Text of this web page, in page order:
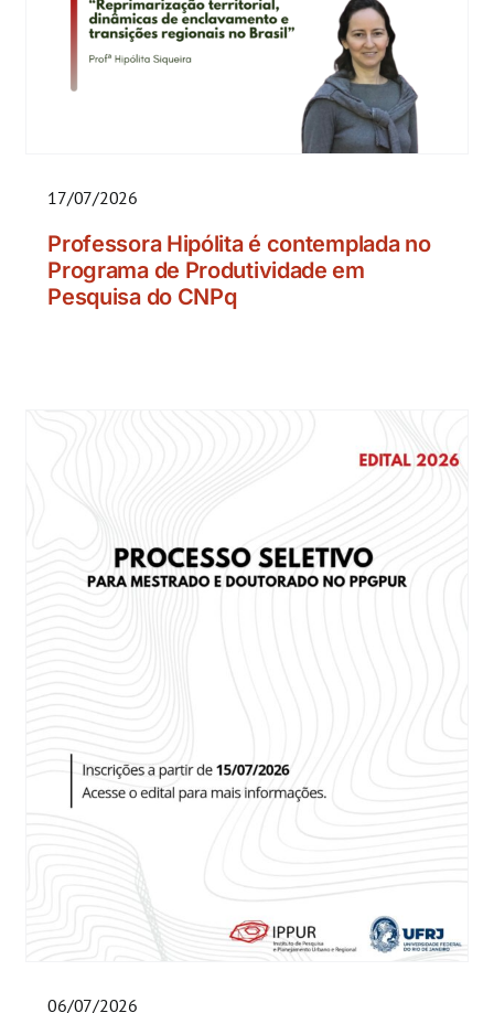
17/07/2026
Professora Hipólita é contemplada no
Programa de Produtividade em
Pesquisa do CNPq
06/07/2026